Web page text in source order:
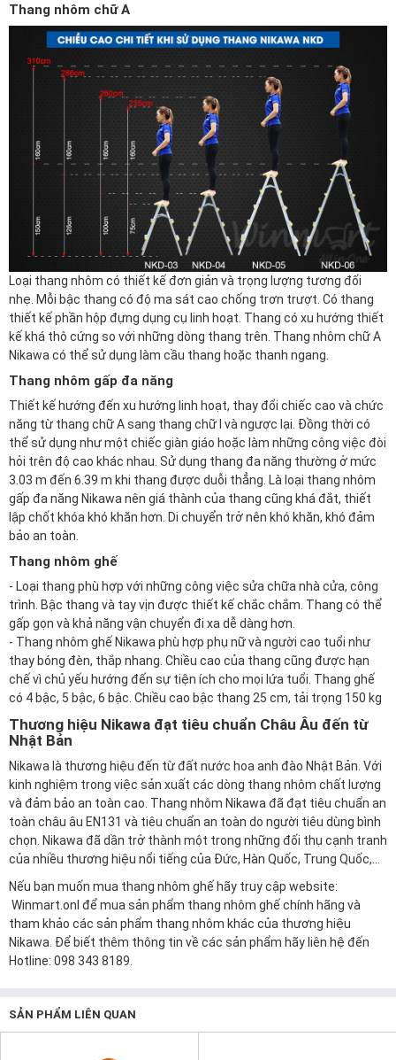
Thang nhôm chữ A
Loại thang nhôm có thiết kế đơn giản và trọng lượng tương đối
nhẹ. Mỗi bậc thang có độ ma sát cao chống trơn trượt. Có thang
thiết kế phần hộp đựng dụng cụ linh hoạt. Thang có xu hướng thiết
kế khá thô cứng so với những dòng thang trên. Thang nhôm chữ A
Nikawa có thể sử dụng làm cầu thang hoặc thanh ngang.
Thang nhôm gấp đa năng
Thiết kế hướng đến xu hướng linh hoạt, thay đổi chiếc cao và chức
năng từ thang chữ A sang thang chữ I và ngược lại. Đồng thời có
thể sử dụng như một chiếc giàn giáo hoặc làm những công việc đòi
hỏi trên độ cao khác nhau. Sử dụng thang đa năng thường ở mức
3.03 m đến 6.39 m khi thang được duỗi thẳng. Là loại thang nhôm
gấp đa năng Nikawa nên giá thành của thang cũng khá đắt, thiết
lập chốt khóa khó khăn hơn. Di chuyển trở nên khó khăn, khó đảm
bảo an toàn.
Thang nhôm ghế
- Loại thang phù hợp với những công việc sửa chữa nhà cửa, công
trình. Bậc thang và tay vịn được thiết kế chắc chắm. Thang có thể
gấp gọn và khả năng vận chuyển đi xa dễ dàng hơn.
- Thang nhôm ghế Nikawa phù hợp phụ nữ và người cao tuổi như
thay bóng đèn, thắp nhang. Chiều cao của thang cũng được hạn
chế vì chủ yếu hướng đến sự tiện ích cho mọi lứa tuổi. Thang ghế
có 4 bậc, 5 bậc, 6 bậc. Chiều cao bậc thang 25 cm, tải trọng 150 kg
Thương hiệu Nikawa đạt tiêu chuẩn Châu Âu đến từ
Nhật Bản
Nikawa là thương hiệu đến từ đất nước hoa anh đào Nhật Bản. Với
kinh nghiệm trong việc sản xuất các dòng thang nhôm chất lượng
và đảm bảo an toàn cao. Thang nhôm Nikawa đã đạt tiêu chuẩn an
toàn châu âu EN131 và tiêu chuẩn an toàn do người tiêu dùng bình
chọn. Nikawa đã dần trở thành một trong những đối thụ cạnh tranh
của nhiều thương hiệu nổi tiếng của Đức, Hàn Quốc, Trung Quốc,…
Nếu bạn muốn mua thang nhôm ghế hãy truy cập website:
Winmart.onl để mua sản phẩm thang nhôm ghế chính hãng và
tham khảo các sản phẩm thang nhôm khác của thương hiệu
Nikawa. Để biết thêm thông tin về các sản phẩm hãy liên hệ đến
Hotline: 098 343 8189.
SẢN PHẨM LIÊN QUAN